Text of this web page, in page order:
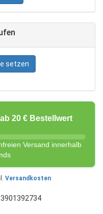
setzen
20 € Bestellwert
Versand innerhalb
Versandkosten
3901392734